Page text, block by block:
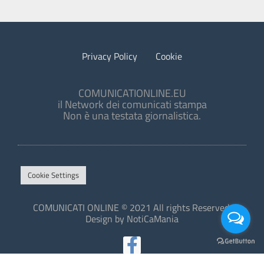
Privacy Policy Cookie
COMUNICATIONLINE.EU
il Network dei comunicati stampa
Non è una testata giornalistica.
Cookie Settings
COMUNICATI ONLINE © 2021 All rights Reserved.
Design by NotiCaMania